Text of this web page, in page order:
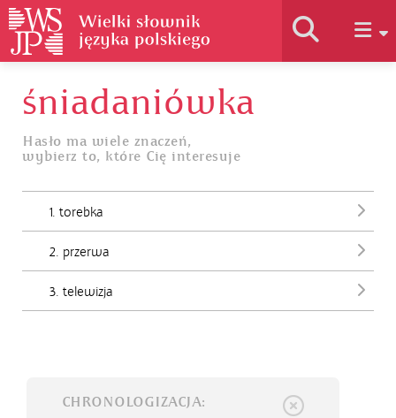
Historia słownika
Jak korzystać
śniadaniówka
Hasło ma wiele znaczeń,
wybierz to, które Cię interesuje
1. torebka
2. przerwa
3. telewizja
CHRONOLOGIZACJA: